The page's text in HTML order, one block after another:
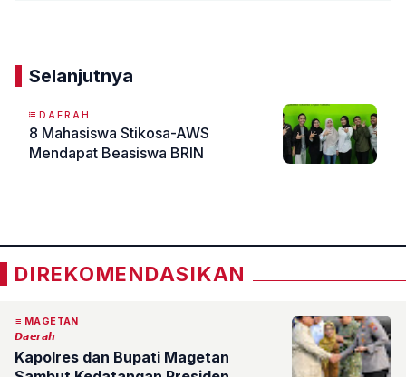
Selanjutnya
DAERAH
8 Mahasiswa Stikosa-AWS
Mendapat Beasiswa BRIN
DIREKOMENDASIKAN
MAGETAN
𝘿𝙖𝙚𝙧𝙖𝙝
Kapolres dan Bupati Magetan